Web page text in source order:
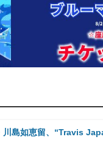
川島如恵留、“Travis